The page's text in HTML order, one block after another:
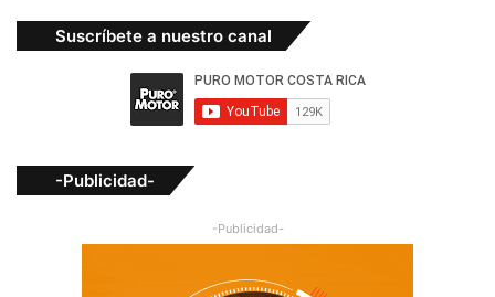
Suscríbete a nuestro canal
-Publicidad-
-Publicidad-